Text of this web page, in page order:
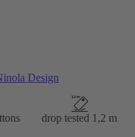
Design
drop tested 1,2 m